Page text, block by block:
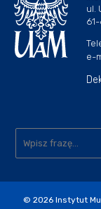
ul.
e-
© 2026 Instytut